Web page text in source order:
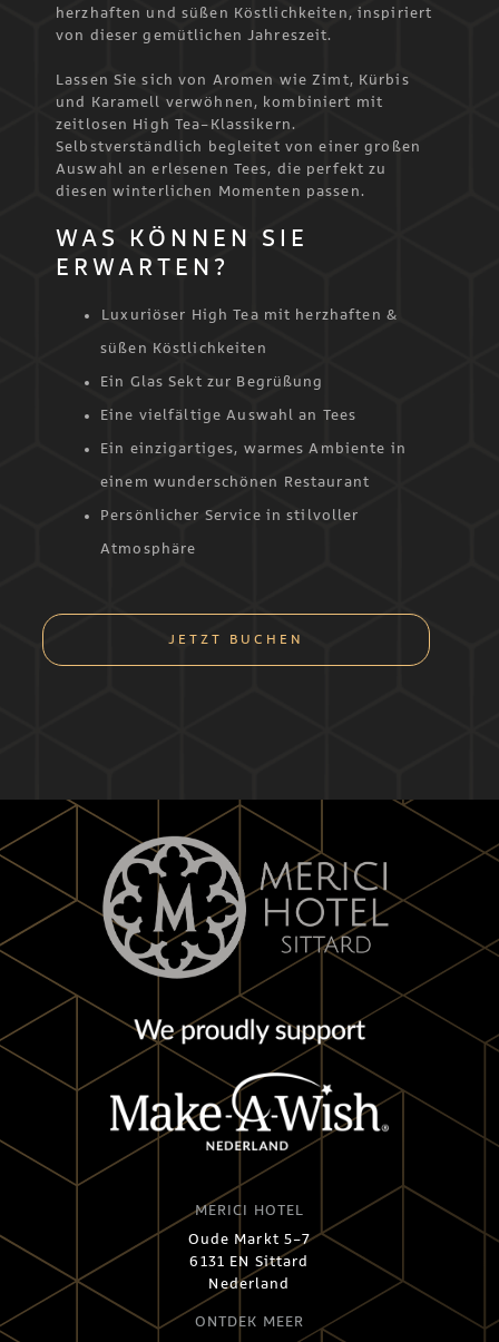
herzhaften und süßen Köstlichkeiten, inspiriert
von dieser gemütlichen Jahreszeit.
Lassen Sie sich von Aromen wie Zimt, Kürbis
und Karamell verwöhnen, kombiniert mit
zeitlosen High Tea-Klassikern.
Selbstverständlich begleitet von einer großen
Auswahl an erlesenen Tees, die perfekt zu
diesen winterlichen Momenten passen.
WAS KÖNNEN SIE
ERWARTEN?
Luxuriöser High Tea mit herzhaften &
süßen Köstlichkeiten
Ein Glas Sekt zur Begrüßung
Eine vielfältige Auswahl an Tees
Ein einzigartiges, warmes Ambiente in
einem wunderschönen Restaurant
Persönlicher Service in stilvoller
Atmosphäre
JETZT BUCHEN
MERICI HOTEL
Oude Markt 5-7
6131 EN Sittard
Nederland
ONTDEK MEER